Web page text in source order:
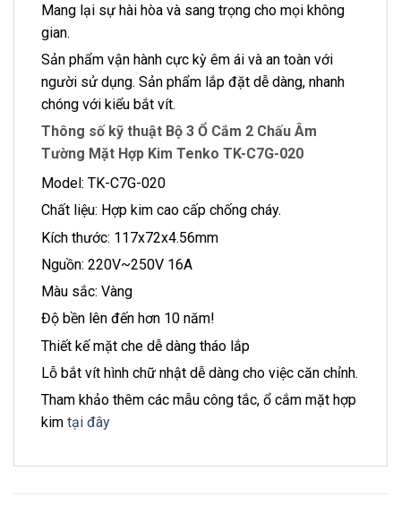
Mang lại sự hài hòa và sang trọng cho mọi không
gian.
Sản phẩm vận hành cực kỳ êm ái và an toàn với
người sử dụng. Sản phẩm lắp đặt dễ dàng, nhanh
chóng với kiểu bắt vít.
Thông số kỹ thuật Bộ 3 Ổ Cắm 2 Chấu Âm
Tường Mặt Hợp Kim Tenko TK-C7G-020
Model: TK-C7G-020
Chất liệu: Hợp kim cao cấp chống cháy.
Kích thước: 117x72x4.56mm
Nguồn: 220V~250V 16A
Màu sắc: Vàng
Độ bền lên đến hơn 10 năm!
Thiết kế mặt che dễ dàng tháo lắp
Lỗ bắt vít hình chữ nhật dễ dàng cho việc căn chỉnh.
Tham khảo thêm các mẫu công tắc, ổ cắm mặt hợp
kim tại đây